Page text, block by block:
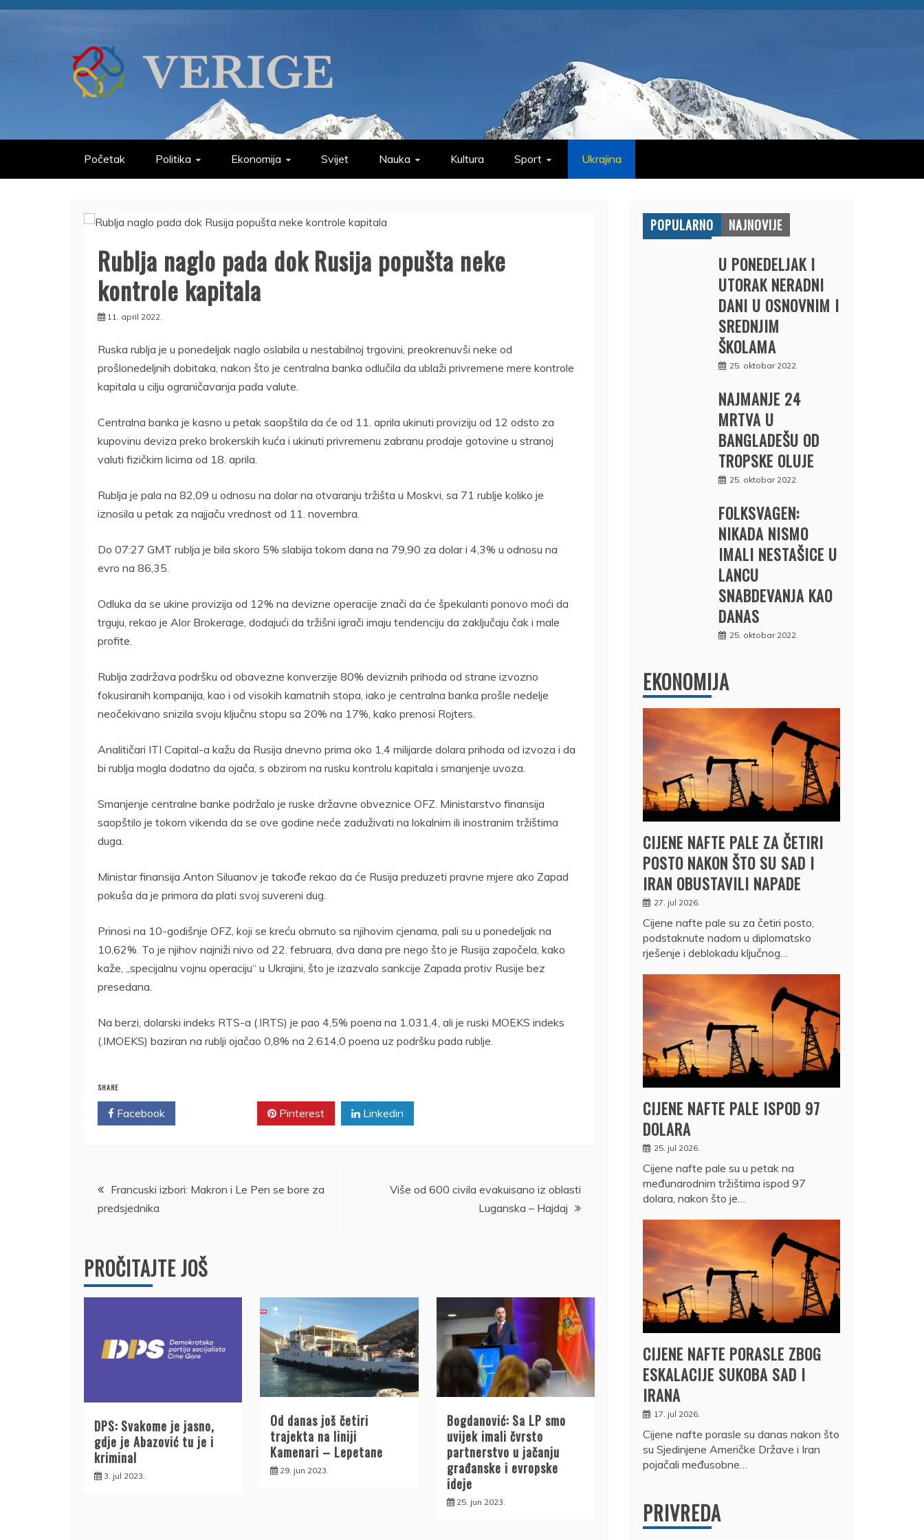
Skip
VERIGE
Početak Politika Ekonomija Svijet Nauka Kultura Sport Ukrajina
Rublja naglo pada dok Rusija popušta neke
kontrole kapitala
11. april 2022.
Ruska rublja je u ponedeljak naglo oslabila u nestabilnoj trgovini, preokrenuvši neke od
prošlonedeljnih dobitaka, nakon što je centralna banka odlučila da ublaži privremene mere kontrole
kapitala u cilju ograničavanja pada valute.
Centralna banka je kasno u petak saopštila da će od 11. aprila ukinuti proviziju od 12 odsto za
kupovinu deviza preko brokerskih kuća i ukinuti privremenu zabranu prodaje gotovine u stranoj
valuti fizičkim licima od 18. aprila.
Rublja je pala na 82,09 u odnosu na dolar na otvaranju tržišta u Moskvi, sa 71 rublje koliko je
iznosila u petak za najjaču vrednost od 11. novembra.
Do 07:27 GMT rublja je bila skoro 5% slabija tokom dana na 79,90 za dolar i 4,3% u odnosu na
evro na 86,35.
Odluka da se ukine provizija od 12% na devizne operacije znači da će špekulanti ponovo moći da
trguju, rekao je Alor Brokerage, dodajući da tržišni igrači imaju tendenciju da zaključaju čak i male
profite.
Rublja zadržava podršku od obavezne konverzije 80% deviznih prihoda od strane izvozno
fokusiranih kompanija, kao i od visokih kamatnih stopa, iako je centralna banka prošle nedelje
neočekivano snizila svoju ključnu stopu sa 20% na 17%, kako prenosi Rojters.
Analitičari ITI Capital-a kažu da Rusija dnevno prima oko 1,4 milijarde dolara prihoda od izvoza i da
bi rublja mogla dodatno da ojača, s obzirom na rusku kontrolu kapitala i smanjenje uvoza.
Smanjenje centralne banke podržalo je ruske državne obveznice OFZ. Ministarstvo finansija
saopštilo je tokom vikenda da se ove godine neće zaduživati na lokalnim ili inostranim tržištima
duga.
Ministar finansija Anton Siluanov je takođe rekao da će Rusija preduzeti pravne mjere ako Zapad
pokuša da je primora da plati svoj suvereni dug.
Prinosi na 10-godišnje OFZ, koji se kreću obrnuto sa njihovim cjenama, pali su u ponedeljak na
10,62%. To je njihov najniži nivo od 22. februara, dva dana pre nego što je Rusija započela, kako
kaže, „specijalnu vojnu operaciju“ u Ukrajini, što je izazvalo sankcije Zapada protiv Rusije bez
presedana.
Na berzi, dolarski indeks RTS-a (.IRTS) je pao 4,5% poena na 1.031,4, ali je ruski MOEKS indeks
(.IMOEKS) baziran na rublji ojačao 0,8% na 2.614,0 poena uz podršku pada rublje.
SHARE
Facebook Pinterest Linkedin
Kretanje
članka
Francuski izbori: Makron i Le Pen se bore za
predsjednika
Više od 600 civila evakuisano iz oblasti
Luganska – Hajdaj
PROČITAJTE JOŠ
DPS: Svakome je jasno,
gdje je Abazović tu je i
kriminal
3. jul 2023.
Od danas još četiri
trajekta na liniji
Kamenari – Lepetane
29. jun 2023.
Bogdanović: Sa LP smo
uvijek imali čvrsto
partnerstvo u jačanju
građanske i evropske
ideje
25. jun 2023.
POPULARNO NAJNOVIJE
U PONEDELJAK I
UTORAK NERADNI
DANI U OSNOVNIM I
SREDNJIM
ŠKOLAMA
25. oktobar 2022.
NAJMANJE 24
MRTVA U
BANGLADEŠU OD
TROPSKE OLUJE
25. oktobar 2022.
FOLKSVAGEN:
NIKADA NISMO
IMALI NESTAŠICE U
LANCU
SNABDEVANJA KAO
DANAS
25. oktobar 2022.
EKONOMIJA
CIJENE NAFTE PALE ZA ČETIRI
POSTO NAKON ŠTO SU SAD I
IRAN OBUSTAVILI NAPADE
27. jul 2026.
Cijene nafte pale su za četiri posto,
podstaknute nadom u diplomatsko
rješenje i deblokadu ključnog…
CIJENE NAFTE PALE ISPOD 97
DOLARA
25. jul 2026.
Cijene nafte pale su u petak na
međunarodnim tržištima ispod 97
dolara, nakon što je…
CIJENE NAFTE PORASLE ZBOG
ESKALACIJE SUKOBA SAD I
IRANA
17. jul 2026.
Cijene nafte porasle su danas nakon što
su Sjedinjene Američke Države i Iran
pojačali međusobne…
PRIVREDA